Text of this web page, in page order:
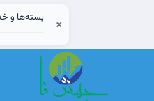
بسته‌ها و ×